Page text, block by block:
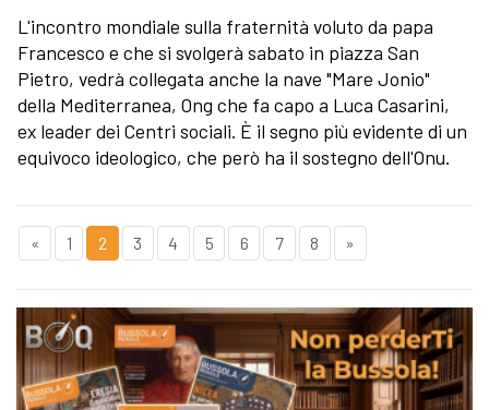
L'incontro mondiale sulla fraternità voluto da papa
Francesco e che si svolgerà sabato in piazza San
Pietro, vedrà collegata anche la nave "Mare Jonio"
della Mediterranea, Ong che fa capo a Luca Casarini,
ex leader dei Centri sociali. È il segno più evidente di un
equivoco ideologico, che però ha il sostegno dell'Onu.
« 1 2 3 4 5 6 7 8 »